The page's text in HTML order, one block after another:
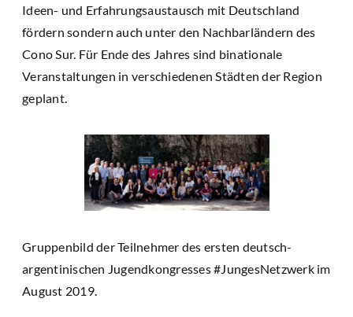
Ideen- und Erfahrungsaustausch mit Deutschland
fördern sondern auch unter den Nachbarländern des
Cono Sur. Für Ende des Jahres sind binationale
Veranstaltungen in verschiedenen Städten der Region
geplant.
Gruppenbild der Teilnehmer des ersten deutsch-
argentinischen Jugendkongresses #JungesNetzwerk im
August 2019.